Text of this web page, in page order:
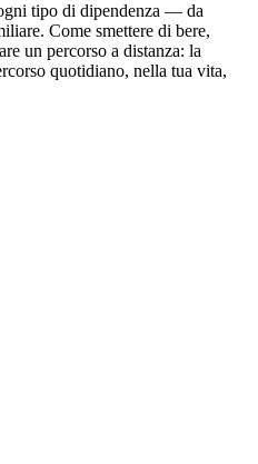
tipo di dipendenza — da
Come smettere di bere,
un percorso a distanza: la
quotidiano, nella tua vita,